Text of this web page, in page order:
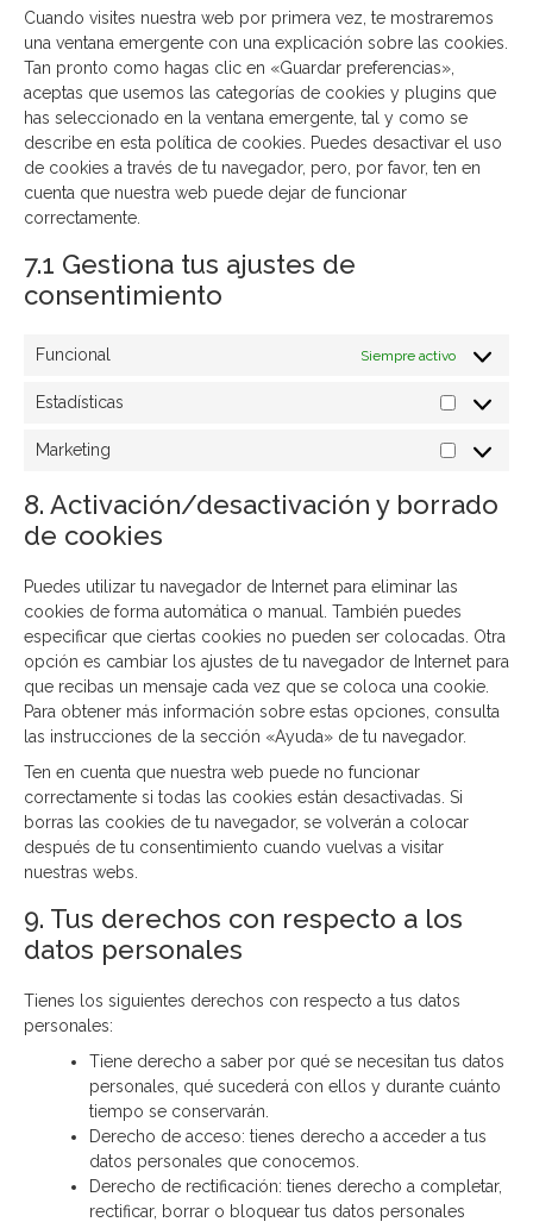
Cuando visites nuestra web por primera vez, te mostraremos
una ventana emergente con una explicación sobre las cookies.
Tan pronto como hagas clic en «Guardar preferencias»,
aceptas que usemos las categorías de cookies y plugins que
has seleccionado en la ventana emergente, tal y como se
describe en esta política de cookies. Puedes desactivar el uso
de cookies a través de tu navegador, pero, por favor, ten en
cuenta que nuestra web puede dejar de funcionar
correctamente.
7.1 Gestiona tus ajustes de
consentimiento
Funcional Siempre activo
Estadísticas
Marketing
8. Activación/desactivación y borrado
de cookies
Puedes utilizar tu navegador de Internet para eliminar las
cookies de forma automática o manual. También puedes
especificar que ciertas cookies no pueden ser colocadas. Otra
opción es cambiar los ajustes de tu navegador de Internet para
que recibas un mensaje cada vez que se coloca una cookie.
Para obtener más información sobre estas opciones, consulta
las instrucciones de la sección «Ayuda» de tu navegador.
Ten en cuenta que nuestra web puede no funcionar
correctamente si todas las cookies están desactivadas. Si
borras las cookies de tu navegador, se volverán a colocar
después de tu consentimiento cuando vuelvas a visitar
nuestras webs.
9. Tus derechos con respecto a los
datos personales
Tienes los siguientes derechos con respecto a tus datos
personales:
Tiene derecho a saber por qué se necesitan tus datos
personales, qué sucederá con ellos y durante cuánto
tiempo se conservarán.
Derecho de acceso: tienes derecho a acceder a tus
datos personales que conocemos.
Derecho de rectificación: tienes derecho a completar,
rectificar, borrar o bloquear tus datos personales